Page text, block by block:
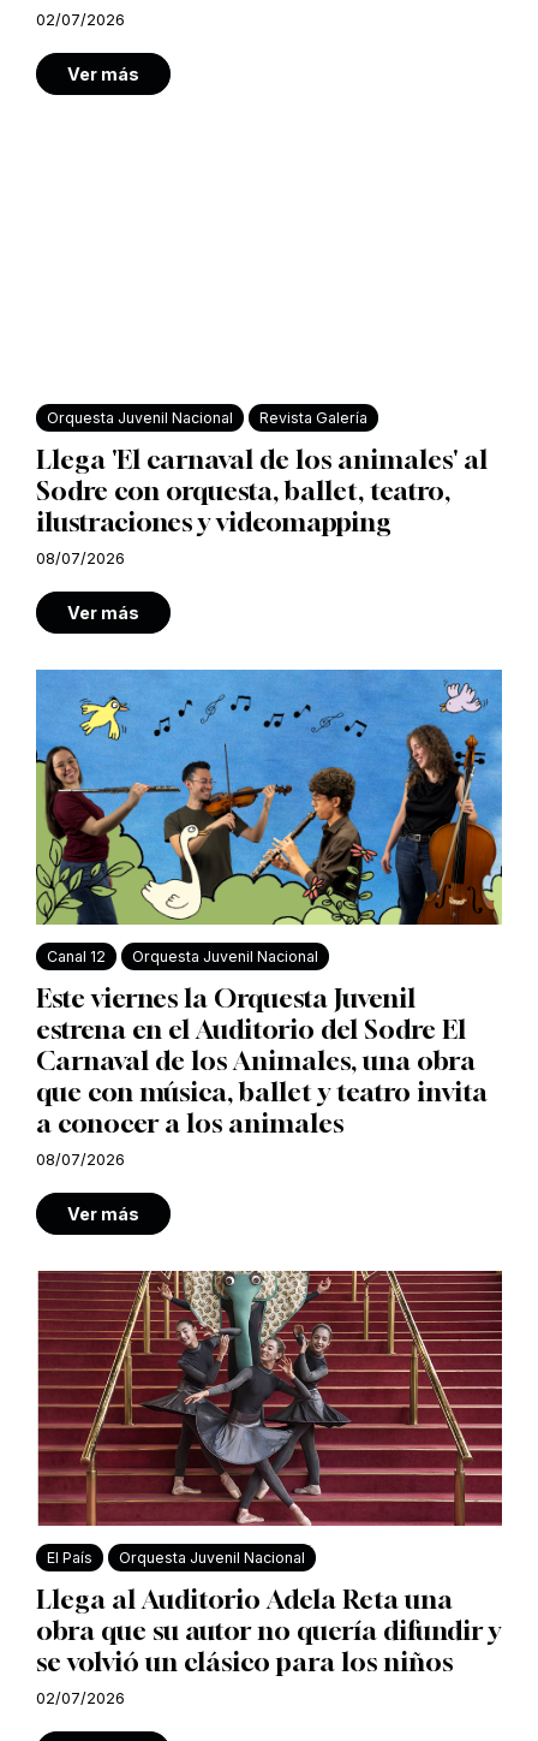
02/07/2026
Ver más
Orquesta Juvenil Nacional Revista Galería
Llega 'El carnaval de los animales' al
Sodre con orquesta, ballet, teatro,
ilustraciones y videomapping
08/07/2026
Ver más
Canal 12 Orquesta Juvenil Nacional
Este viernes la Orquesta Juvenil
estrena en el Auditorio del Sodre El
Carnaval de los Animales, una obra
que con música, ballet y teatro invita
a conocer a los animales
08/07/2026
Ver más
El País Orquesta Juvenil Nacional
Llega al Auditorio Adela Reta una
obra que su autor no quería difundir y
se volvió un clásico para los niños
02/07/2026